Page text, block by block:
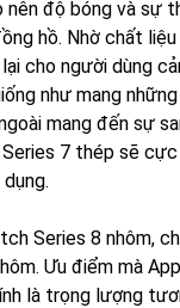
độ bóng và sự
hồ. Nhờ chất
cho người dùng
như mang
mang đến sự
7 thép sẽ
Series 8 nhôm,
Ưu điểm mà
là trọng lượng